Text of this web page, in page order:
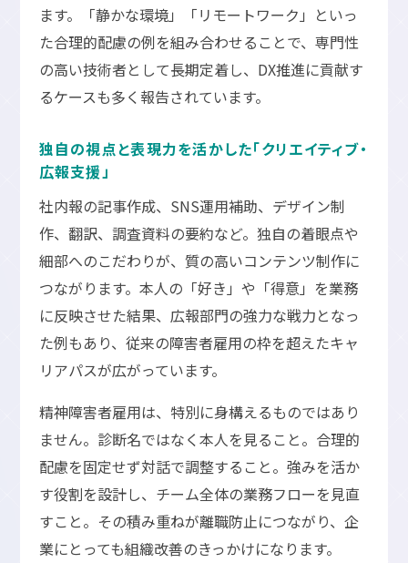
ます。「静かな環境」「リモートワーク」といっ
た合理的配慮の例を組み合わせることで、専門性
の高い技術者として長期定着し、DX推進に貢献す
るケースも多く報告されています。
独自の視点と表現力を活かした「クリエイティブ・
広報支援」
社内報の記事作成、SNS運用補助、デザイン制
作、翻訳、調査資料の要約など。独自の着眼点や
細部へのこだわりが、質の高いコンテンツ制作に
つながります。本人の「好き」や「得意」を業務
に反映させた結果、広報部門の強力な戦力となっ
た例もあり、従来の障害者雇用の枠を超えたキャ
リアパスが広がっています。
精神障害者雇用は、特別に身構えるものではあり
ません。診断名ではなく本人を見ること。合理的
配慮を固定せず対話で調整すること。強みを活か
す役割を設計し、チーム全体の業務フローを見直
すこと。その積み重ねが離職防止につながり、企
業にとっても組織改善のきっかけになります。